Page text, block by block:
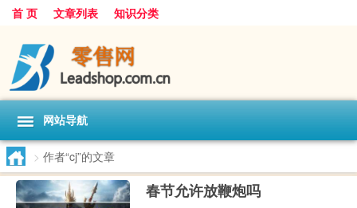
首 页 文章列表 知识分类
网站导航
> 作者“cj”的文章
春节允许放鞭炮吗